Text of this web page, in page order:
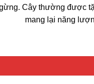
Cây thường được
mang lại năng
Gia Quà Tặng số lượng